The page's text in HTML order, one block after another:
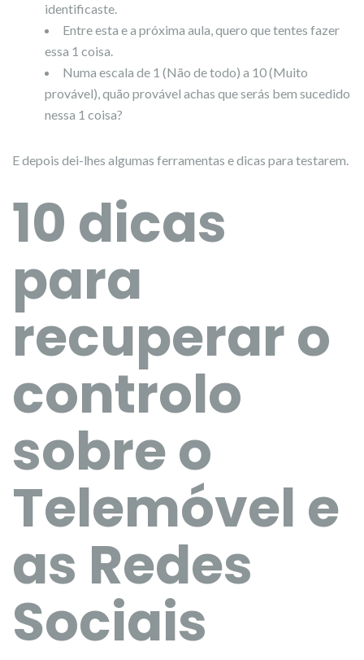
identificaste.
Entre esta e a próxima aula, quero que tentes fazer
essa 1 coisa.
Numa escala de 1 (Não de todo) a 10 (Muito
provável), quão provável achas que serás bem sucedido
nessa 1 coisa?
E depois dei-lhes algumas ferramentas e dicas para testarem.
10 dicas
para
recuperar o
controlo
sobre o
Telemóvel e
as Redes
Sociais